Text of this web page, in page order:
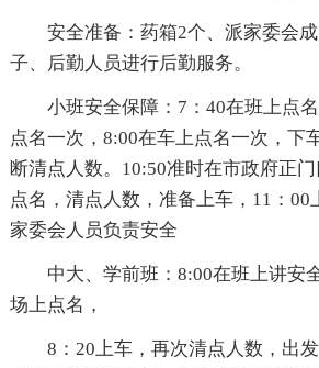
安全准备：药箱2个、派家委会
子、后勤人员进行后勤服务。
小班安全保障：7：40在班上点
点名一次，8:00在车上点名一次，下
断清点人数。10:50准时在市政府正
点名，清点人数，准备上车，11：00
家委会人员负责安全
中大、学前班：8:00在班上讲安
场上点名，
8：20上车，再次清点人数，出